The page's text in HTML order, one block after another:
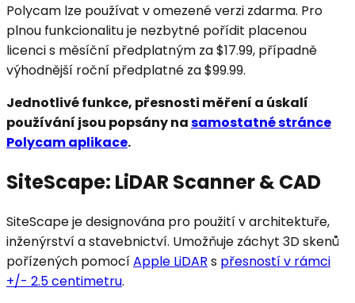
Polycam lze používat v omezené verzi zdarma. Pro
plnou funkcionalitu je nezbytné pořídit placenou
licenci s měsíční předplatným za $17.99, případně
výhodnější roční předplatné za $99.99.
Jednotlivé funkce, přesnosti měření a úskalí
používání jsou popsány nasamostatné stránce
Polycam aplikace.
SiteScape: LiDAR Scanner & CAD
SiteScape je designována pro použití v architektuře,
inženýrství a stavebnictví. Umožňuje záchyt 3D skenů
pořízených pomocíApple LiDAR s přesností v rámci
+/- 2.5 centimetru.